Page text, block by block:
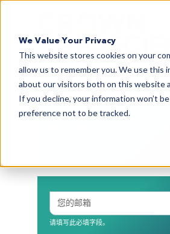
We Value Your Privacy
This website stores cookies on your
allow us to remember you. We use this
about our visitors both on this website
If you decline, your information won’t
preference not to be tracked.
请填写此必填字段。